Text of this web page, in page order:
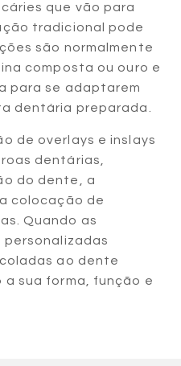
que vão para
tradicional pode
são normalmente
composta ou ouro e
para se adaptarem
dentária preparada.
de overlays e inslays
dentárias,
do dente, a
colocação de
Quando as
personalizadas
ao dente
sua forma, função e